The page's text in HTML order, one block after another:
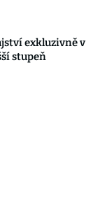
exkluzivně v
stupeň